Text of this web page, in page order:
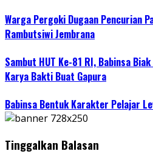
Warga Pergoki Dugaan Pencurian
Rambutsiwi Jembrana
Sambut HUT Ke-81 RI, Babinsa
Karya Bakti Buat Gapura
Babinsa Bentuk Karakter Pelajar
Tinggalkan Balasan